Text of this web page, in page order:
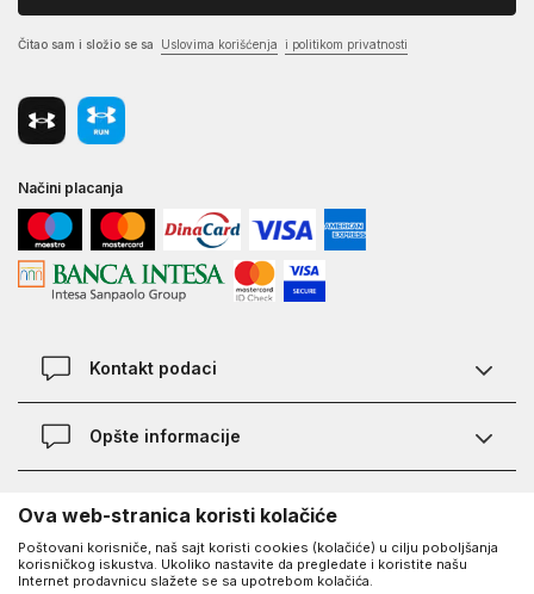
Čitao sam i složio se sa Uslovima korišćenja i politikom privatnosti
Načini placanja
Kontakt podaci
Chat
Opšte informacije
Najčešća pitanja
Kako kupiti
O Under Armour-u
O nama - priča o UA
UA Social
Ova web-stranica koristi kolačiće
Poštovani korisniče, naš sajt koristi cookies (kolačiće) u cilju poboljšanja
korisničkog iskustva. Ukoliko nastavite da pregledate i koristite našu
Internet prodavnicu slažete se sa upotrebom kolačića.